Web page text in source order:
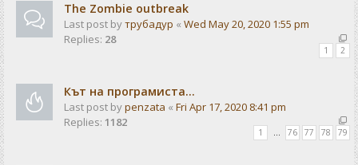
The Zombie outbreak
Last post byтрубадур « Wed May 20, 2020 1:55 pm
Replies: 28
1 2
Кът на програмиста...
Last post bypenzata « Fri Apr 17, 2020 8:41 pm
Replies: 1182
1 … 76 77 78 79